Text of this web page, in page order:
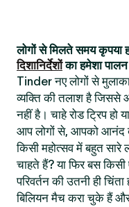
लोगों से मिलते समय कृपया
दिशानिर्देशोंका हमेशा
Tinder नए लोगों से
व्यक्ति की तलाश है जिससे
नहीं है। चाहे रोड ट्रिप हो
आप लोगों से, आपको आनंद
किसी महोत्सव में बहुत
चाहते हैं? या फिर बस
परिवर्तन की उतनी ही
बिलियन मैच करा चुके हैं